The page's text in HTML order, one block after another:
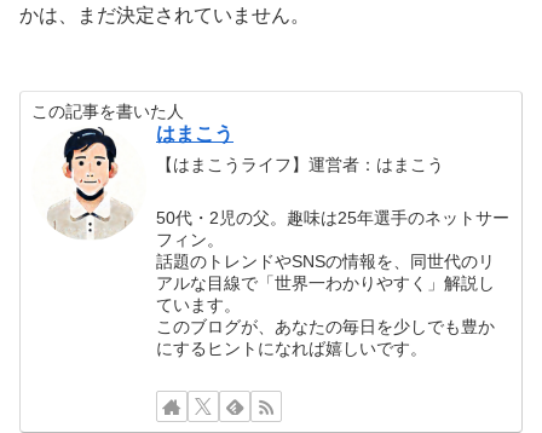
かは、まだ決定されていません。
この記事を書いた人
はまこう
【はまこうライフ】運営者：はまこう
50代・2児の父。趣味は25年選手のネットサー
フィン。
話題のトレンドやSNSの情報を、同世代のリ
アルな目線で「世界一わかりやすく」解説し
ています。
このブログが、あなたの毎日を少しでも豊か
にするヒントになれば嬉しいです。